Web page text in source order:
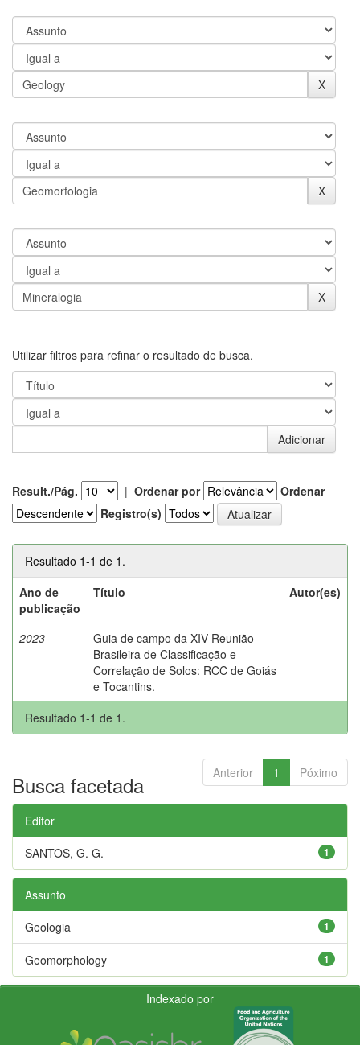
Utilizar filtros para refinar o resultado de busca.
Result./Pág. | Ordenar por
Ordenar
Registro(s)
Resultado 1-1 de 1.
Ano de
publicação
Título Autor(es)
2023
Guia de campo da XIV Reunião
Brasileira de Classificação e
Correlação de Solos: RCC de Goiás
e Tocantins.
-
Resultado 1-1 de 1.
Anterior 1 Póximo
Busca facetada
Editor
1
SANTOS, G. G.
Assunto
1
Geologia
1
Geomorphology
Indexado por